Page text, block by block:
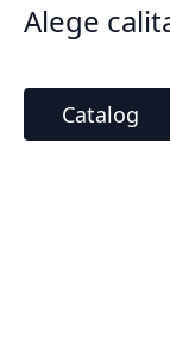
Alege
Catalog